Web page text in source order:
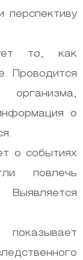
перспективу
то, как
Проводится
организма,
о
о событиях
повлечь
Выявляется